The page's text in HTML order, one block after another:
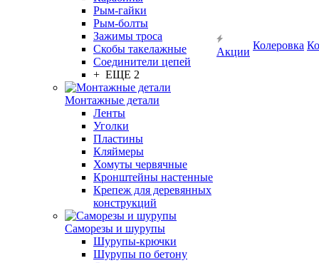
Рым-гайки
Рым-болты
Зажимы троса
Скобы такелажные
Соединители цепей
+ ЕЩЕ 2
Монтажные детали
Ленты
Уголки
Пластины
Кляймеры
Хомуты червячные
Кронштейны настенные
Крепеж для деревянных
конструкций
Саморезы и шурупы
Шурупы-крючки
Шурупы по бетону
Акции
Колеровка